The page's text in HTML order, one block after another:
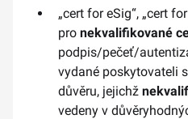
„cert for eSig“, „cert
pro nekvalifikované
podpis/pečeť/
vydané poskytovateli
důvěru, jejichž
vedeny v